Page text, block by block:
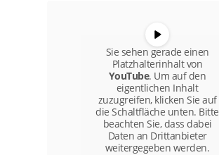
Sie sehen gerade einen
Platzhalterinhalt von
YouTube. Um auf den
eigentlichen Inhalt
zuzugreifen, klicken Sie auf
die Schaltfläche unten. Bitte
beachten Sie, dass dabei
Daten an Drittanbieter
weitergegeben werden.